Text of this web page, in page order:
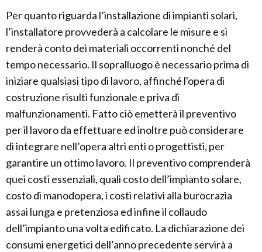
Per quanto riguarda l’installazione di impianti solari,
l’installatore provvederà a calcolare le misure e si
renderà conto dei materiali occorrenti nonché del
tempo necessario. Il sopralluogo è necessario prima di
iniziare qualsiasi tipo di lavoro, affinché l'opera di
costruzione risulti funzionale e priva di
malfunzionamenti. Fatto ciò emetterà il preventivo
per il lavoro da effettuare ed inoltre può considerare
di integrare nell’opera altri enti o progettisti, per
garantire un ottimo lavoro. Il preventivo comprenderà
quei costi essenziali, quali costo dell’impianto solare,
costo di manodopera, i costi relativi alla burocrazia
assai lunga e pretenziosa ed infine il collaudo
dell’impianto una volta edificato. La dichiarazione dei
consumi energetici dell’anno precedente servirà a